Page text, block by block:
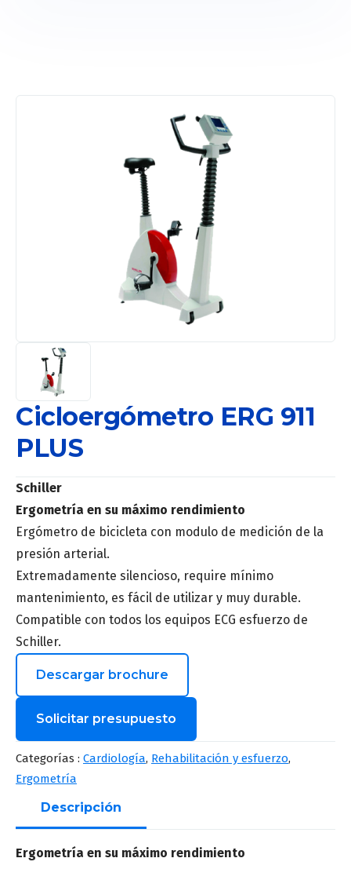
Cicloergómetro ERG 911
PLUS
Schiller
Ergometría en su máximo rendimiento
Ergómetro de bicicleta con modulo de medición de la
presión arterial.
Extremadamente silencioso, require mínimo
mantenimiento, es fácil de utilizar y muy durable.
Compatible con todos los equipos ECG esfuerzo de
Schiller.
Descargar brochure
Solicitar presupuesto
Nombre
Apellido*
Categorías : Cardiología, Rehabilitación y esfuerzo,
Ergometría
Descripción
Ergometría en su máximo rendimiento